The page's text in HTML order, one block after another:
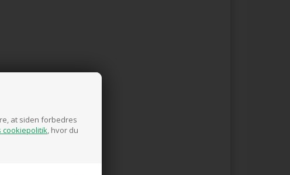
at siden forbedres
cookiepolitik, hvor du